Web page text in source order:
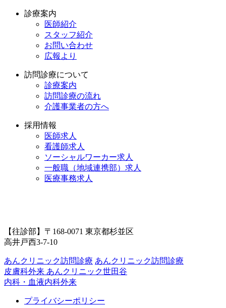
診療案内
医師紹介
スタッフ紹介
お問い合わせ
広報より
訪問診療について
診療案内
訪問診療の流れ
介護事業者の方へ
採用情報
医師求人
看護師求人
ソーシャルワーカー求人
一般職（地域連携部）求人
医療事務求人
【往診部】〒168-0071 東京都杉並区
高井戸西3-7-10
あんクリニック訪問診療 あんクリニック訪問診療
皮膚科外来 あんクリニック世田谷
内科・血液内科外来
プライバシーポリシー